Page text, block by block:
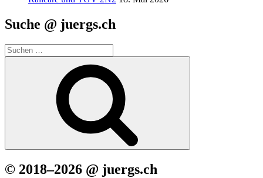
Suche @ juergs.ch
Suchen
nach:
© 2018–2026 @ juergs.ch